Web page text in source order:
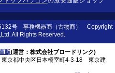
号 事務機器商（古物商） Copyright
All Rights Reserved.
販(運営：株式会社ブロードリンク)
京都中央区日本橋室町4-3-18 東京建